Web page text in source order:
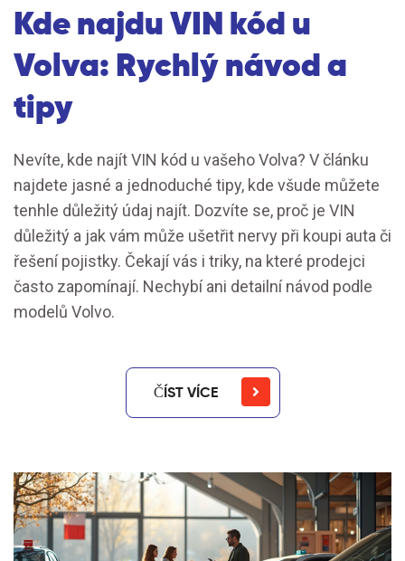
Kde najdu VIN kód u
Volva: Rychlý návod a
tipy
Nevíte, kde najít VIN kód u vašeho Volva? V článku
najdete jasné a jednoduché tipy, kde všude můžete
tenhle důležitý údaj najít. Dozvíte se, proč je VIN
důležitý a jak vám může ušetřit nervy při koupi auta či
řešení pojistky. Čekají vás i triky, na které prodejci
často zapomínají. Nechybí ani detailní návod podle
modelů Volvo.
ČÍST VÍCE